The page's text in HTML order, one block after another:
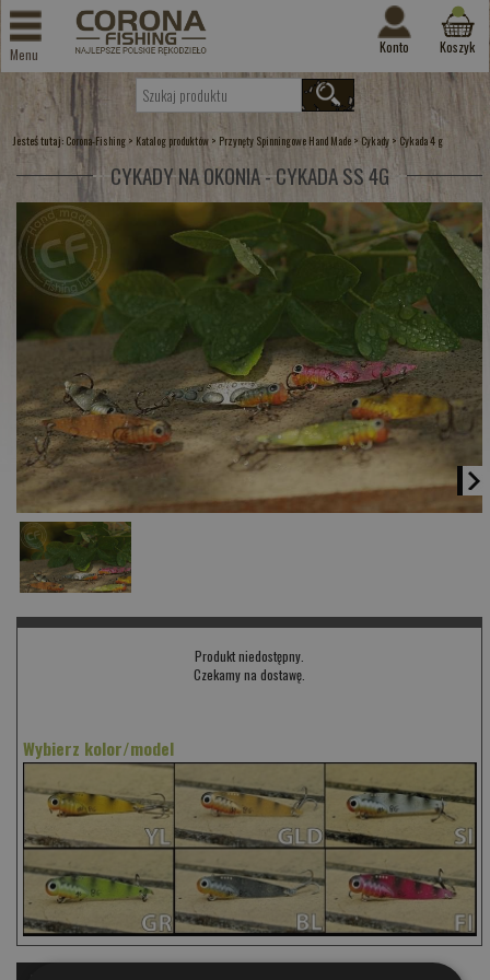
Menu Konto Koszyk
Jesteś tutaj: Corona-Fishing > Katalog produktów > Przynęty Spinningowe Hand Made > Cykady > Cykada 4 g
CYKADY NA OKONIA - CYKADA SS 4G
Produkt niedostępny.
Czekamy na dostawę.
Wybierz kolor/model